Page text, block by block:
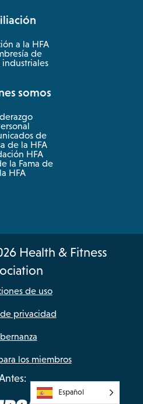
tab
tab
a la HFA
de
industriales
somos
de
de la HFA
HFA
la Fama de
la HFA
Health & Fitness
de uso
privacidad
los miembros
Español